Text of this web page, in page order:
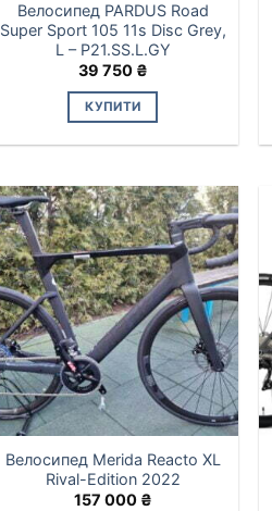
Велосипед PARDUS Road
Super Sport 105 11s Disc Grey,
L – P21.SS.L.GY
39 750 ₴
КУПИТИ
Велосипед Merida Reacto XL
Rival-Edition 2022
157 000 ₴